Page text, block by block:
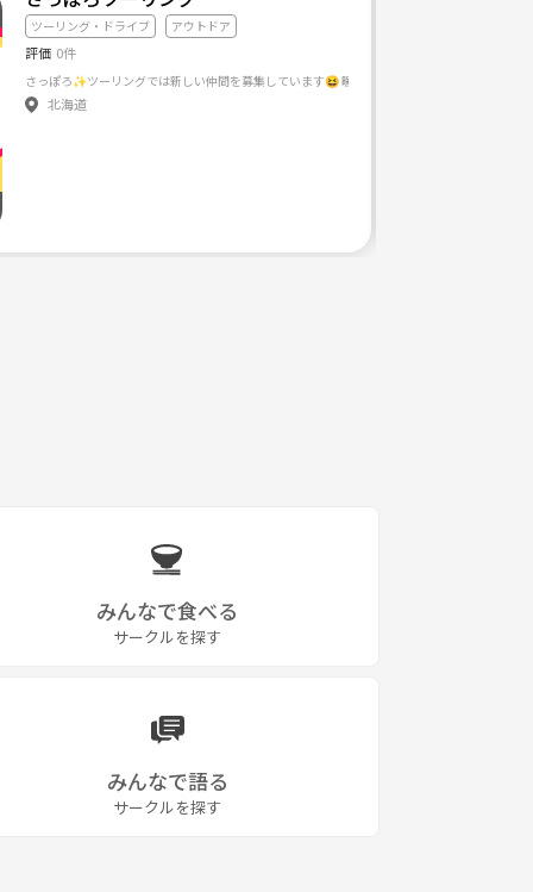
ツーリング・ドライブ アウトドア
評価 0件
北海道
みんなで食べる
サークルを探す
みんなで語る
サークルを探す